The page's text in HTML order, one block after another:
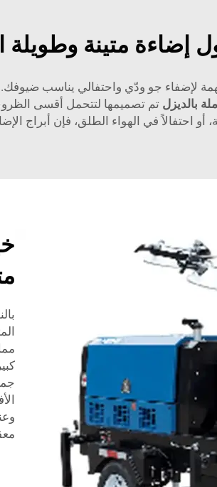
إضاءة متينة وطويلة
بالديزل تم تصميمها لتتحمل أقسى
احتفالاً في الهواء الطلق، فإن أبراج